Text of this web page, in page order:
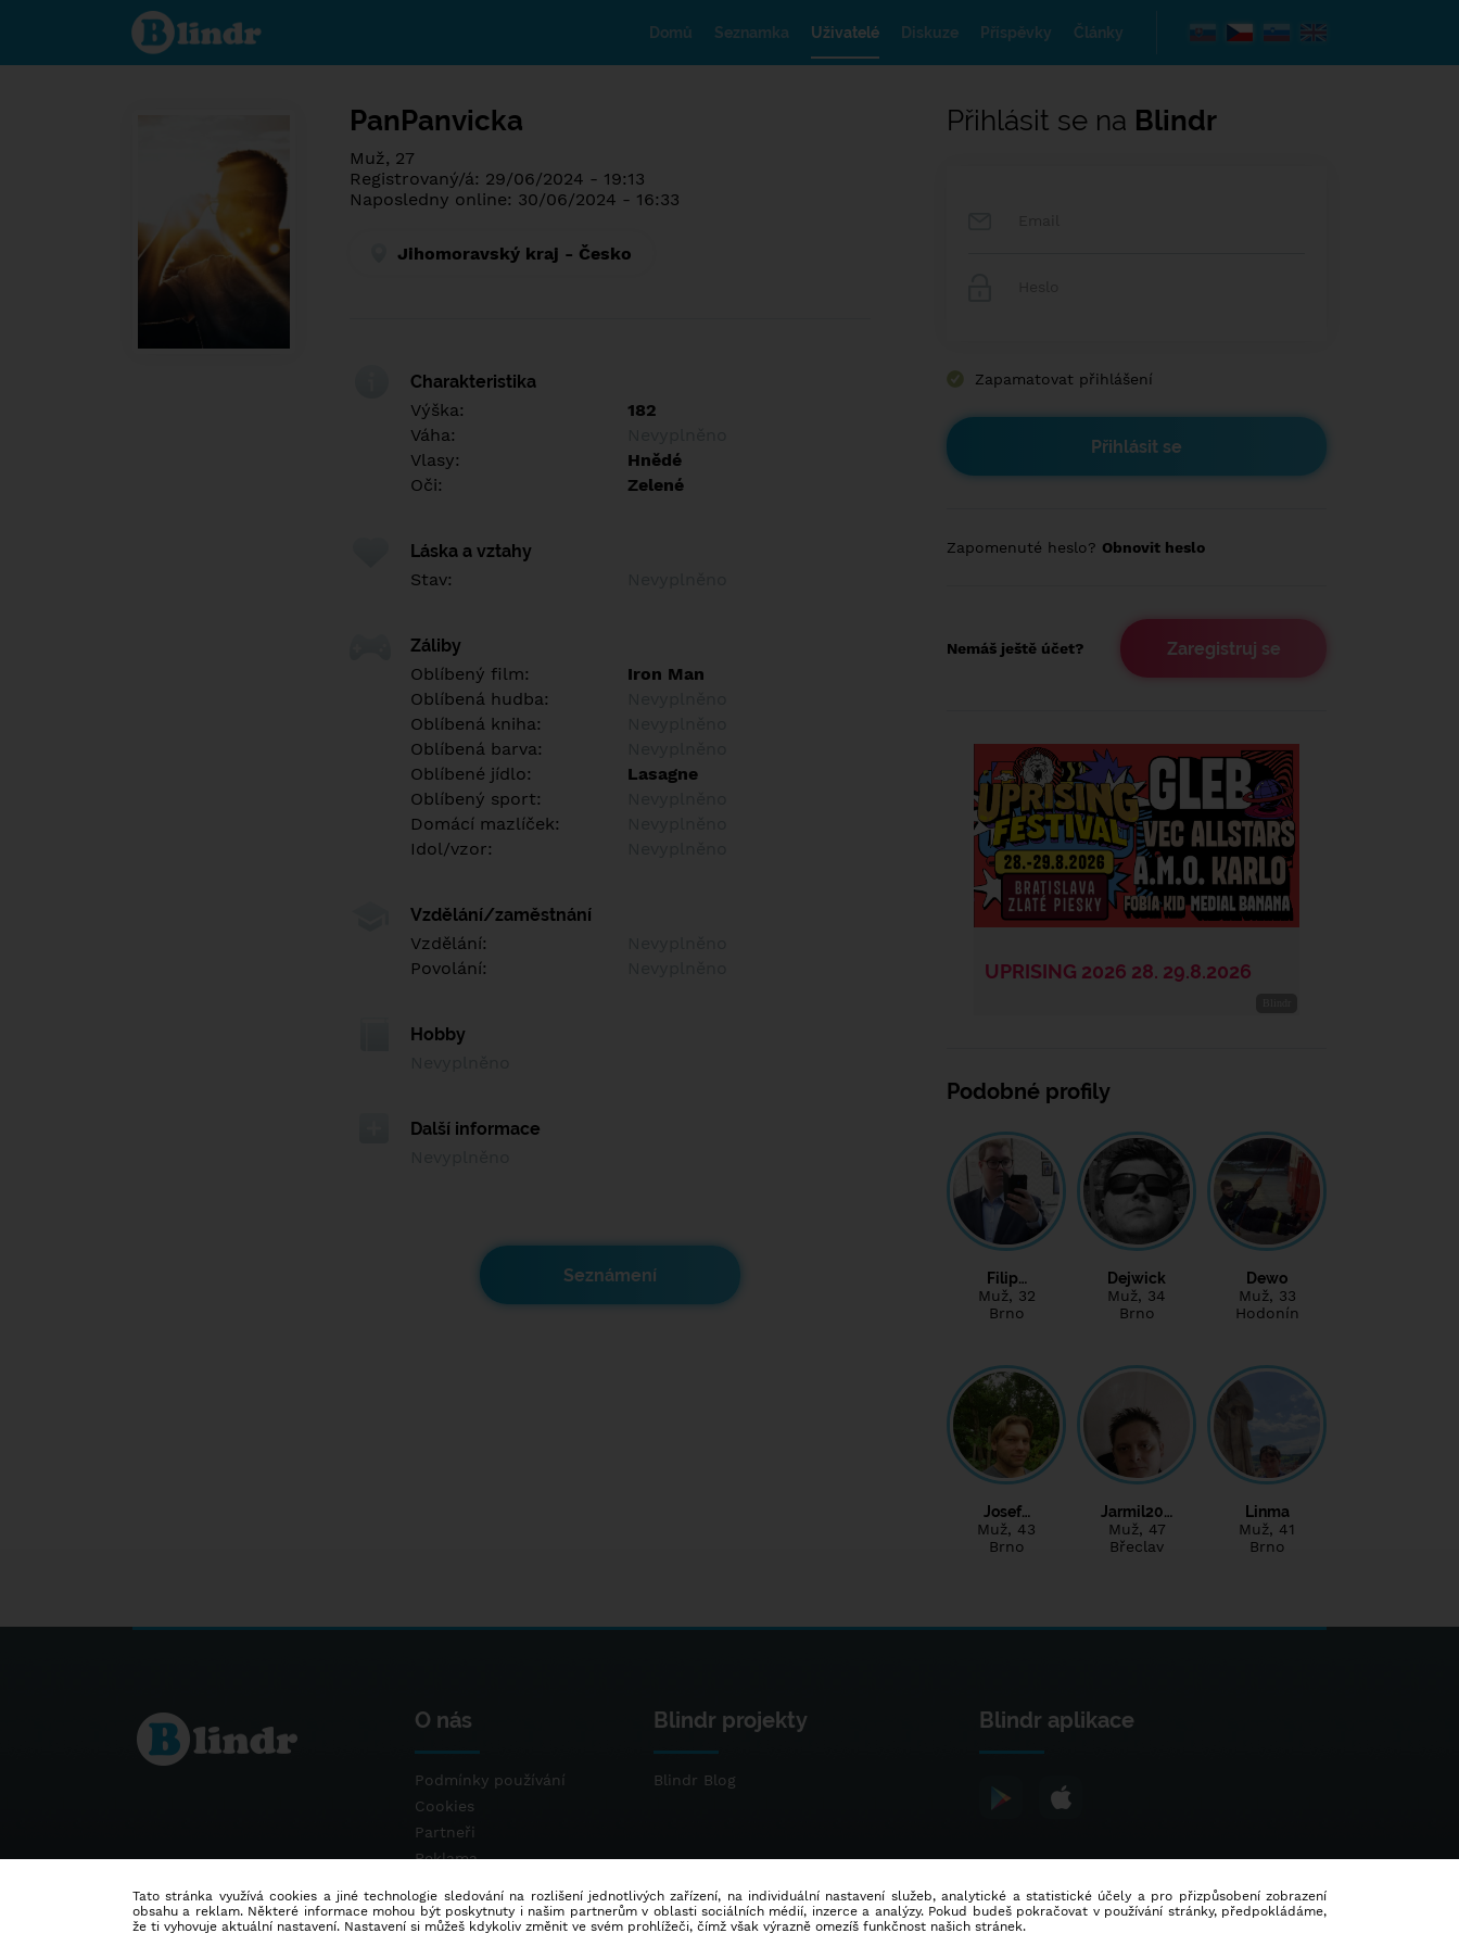
Poznej co je
pod maskou.
Seznamovací
Domů Seznamka Uživatelé Diskuze Příspěvky Články
PanPanvicka
Muž, 27
Registrovaný/á: 29/06/2024 - 19:13
Naposledny online: 30/06/2024 - 16:33
Jihomoravský kraj - Česko
Charakteristika
Výška:
182
Váha:
Vlasy:
Hnědé
Oči:
Zelené
Láska a vztahy
Stav:
Záliby
Oblíbený film:
Iron Man
Oblíbená hudba:
Oblíbená kniha:
Oblíbená barva:
Oblíbené jídlo:
Lasagne
Oblíbený sport:
Domácí mazlíček:
Idol/vzor:
Vzdělání/zaměstnání
Vzdělání:
Povolání:
Hobby
Další informace
Seznámení
Přihlásit se na Blindr
Zapamatovat přihlášení
Zapomenuté heslo? Obnovit heslo
Nemáš ještě účet? Zaregistruj se
Podobné profily
Filip…
Muž, 32
Brno
Dejwick
Muž, 34
Brno
Dewo
Muž, 33
Hodonín
Josef…
Muž, 43
Brno
Jarmil20…
Muž, 47
Břeclav
Linma
Muž, 41
Brno
O nás
Podmínky používání
Cookies
Partneři
Reklama
Blindr projekty
Blindr Blog
Blindr aplikace
Tato stránka využívá cookies a jiné technologie sledování na rozlišení jednotlivých zařízení, na individuální nastavení služeb, analytické a statistické účely a pro přizpůsobení zobrazení
obsahu a reklam. Některé informace mohou být poskytnuty i našim partnerům v oblasti sociálních médií, inzerce a analýzy. Pokud budeš pokračovat v používání stránky, předpokládáme,
že ti vyhovuje aktuální nastavení. Nastavení si můžeš kdykoliv změnit ve svém prohlížeči, čímž však výrazně omezíš funkčnost našich stránek.